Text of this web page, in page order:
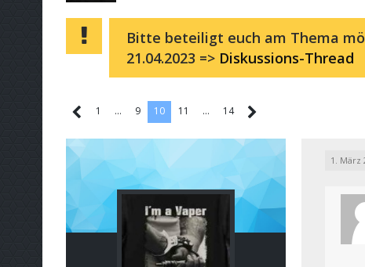
Bitte beteiligt euch am Thema
21.04.2023 => Diskussions-Thread
1 … 9 10 11 … 14
1. März